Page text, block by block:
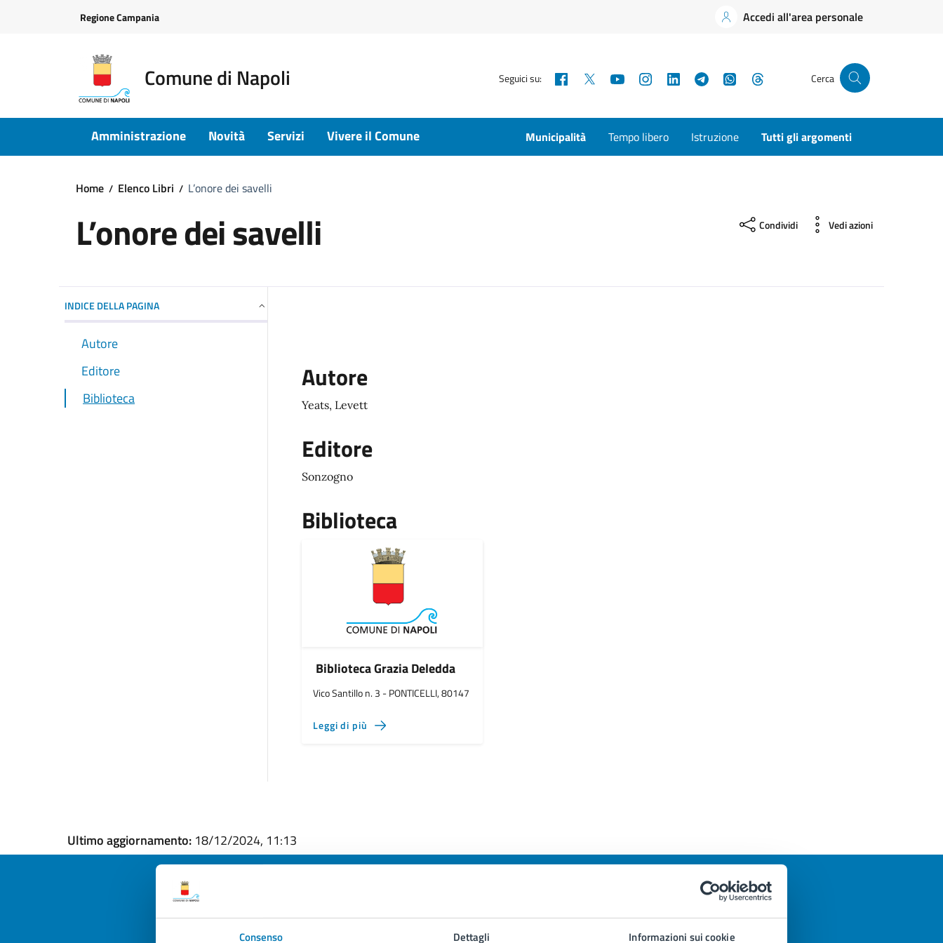
Consenso Dettagli Informazioni sui cookie
Regione Campania Accedi all'area personale
Comune di Napoli Seguici su: Facebook YouTubeInstagramLinkedInTelegramWhatsApp Cerca
Amministrazione Novità Servizi Vivere il Comune Municipalità Tempo libero Istruzione Tutti gli argomenti
Home Elenco Libri L’onore dei savelli
L’onore dei savelli Condividi Vedi azioni
INDICE DELLA PAGINA
Autore
Editore
Biblioteca
Autore
Yeats, Levett
Editore
Sonzogno
Biblioteca
Biblioteca Grazia Deledda
Vico Santillo n. 3 - PONTICELLI, 80147
Leggi di più
Ultimo aggiornamento: 18/12/2024, 11:13